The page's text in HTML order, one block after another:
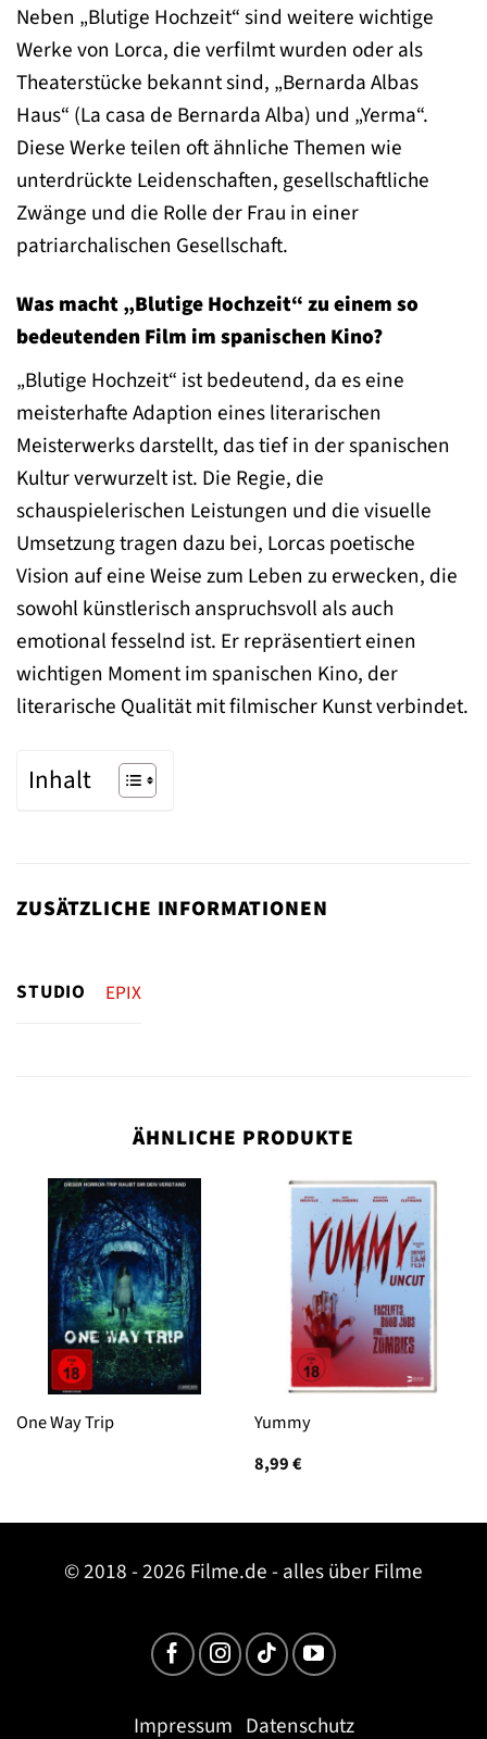
Neben „Blutige Hochzeit“ sind weitere wichtige
Werke von Lorca, die verfilmt wurden oder als
Theaterstücke bekannt sind, „Bernarda Albas
Haus“ (La casa de Bernarda Alba) und „Yerma“.
Diese Werke teilen oft ähnliche Themen wie
unterdrückte Leidenschaften, gesellschaftliche
Zwänge und die Rolle der Frau in einer
patriarchalischen Gesellschaft.
Was macht „Blutige Hochzeit“ zu einem so
bedeutenden Film im spanischen Kino?
„Blutige Hochzeit“ ist bedeutend, da es eine
meisterhafte Adaption eines literarischen
Meisterwerks darstellt, das tief in der spanischen
Kultur verwurzelt ist. Die Regie, die
schauspielerischen Leistungen und die visuelle
Umsetzung tragen dazu bei, Lorcas poetische
Vision auf eine Weise zum Leben zu erwecken, die
sowohl künstlerisch anspruchsvoll als auch
emotional fesselnd ist. Er repräsentiert einen
wichtigen Moment im spanischen Kino, der
literarische Qualität mit filmischer Kunst verbindet.
Inhalt
ZUSÄTZLICHE INFORMATIONEN
STUDIO EPIX
ÄHNLICHE PRODUKTE
One Way Trip
Yummy
8,99€
© 2018 - 2026 Filme.de - alles über Filme
Impressum Datenschutz